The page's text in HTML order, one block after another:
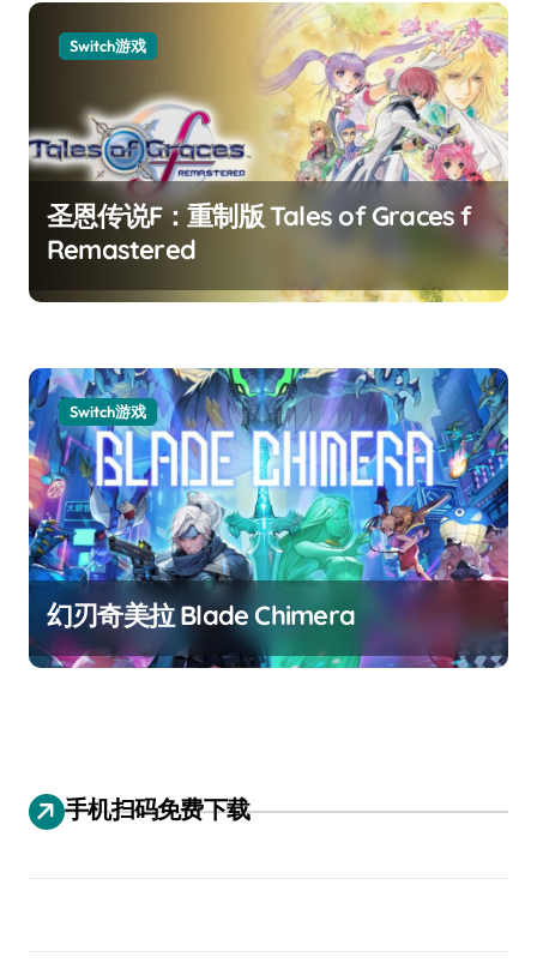
Switch游戏
圣恩传说F：重制版 Tales of Graces f
Remastered
Switch游戏
幻刃奇美拉 Blade Chimera
手机扫码免费下载